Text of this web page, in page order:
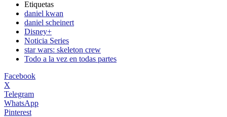
Etiquetas
daniel kwan
daniel scheinert
Disney+
Noticia Series
star wars: skeleton crew
Todo a la vez en todas partes
Facebook
X
Telegram
WhatsApp
Pinterest